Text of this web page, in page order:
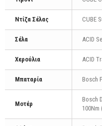
Ντίζα Σέλας CUBE
Σέλα ACID
Χερούλια ACID
Μπαταρία Bosch
Μοτέρ
Bosch
100Nm